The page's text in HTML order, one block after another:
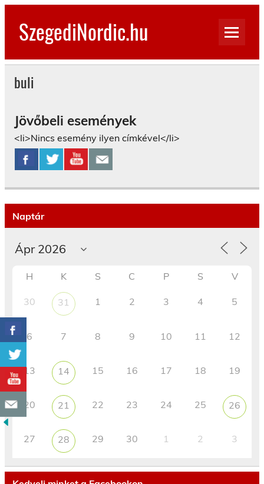
Skip
contentSzegediNordic.hu
buli
Jövőbeli események
<li>Nincs esemény ilyen címkével</li>
Naptár
H K S C P S V
30 31 1 2 3 4 5
6 7 8 9 10 11 12
13 14 15 16 17 18 19
20 21 22 23 24 25 26
27 28 29 30 1 2 3